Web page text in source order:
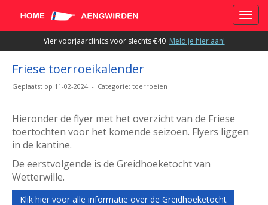
Vier voorjaarclinics voor slechts €40 Meld je hier aan!
Friese toerroeikalender
Geplaatst op 11-02-2024 - Categorie: toerroeien
Hieronder de flyer met het overzicht van de Friese
toertochten voor het komende seizoen. Flyers liggen
in de kantine.
De eerstvolgende is de Greidhoeketocht van
Wetterwille.
Klik hier voor alle informatie over de Greidhoeketocht